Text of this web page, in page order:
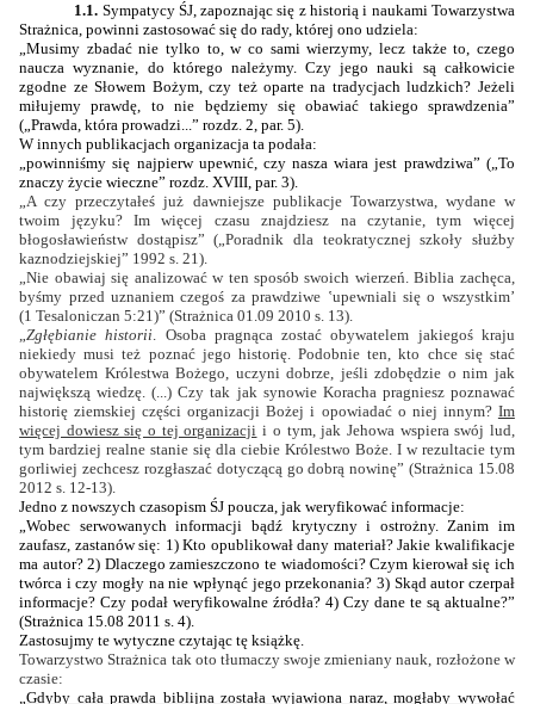
1.1. Sympatycy ŚJ, zapoznając się z historią i naukami Towarzystwa
Strażnica, powinni zastosować się do rady, której ono udziela:
„Musimy zbadać nie tylko to, w co sami wierzymy, lecz także to, czego
naucza wyznanie, do którego należymy. Czy jego nauki są całkowicie
zgodne ze Słowem Bożym, czy też oparte na tradycjach ludzkich? Jeżeli
miłujemy prawdę, to nie będziemy się obawiać takiego sprawdzenia”
(„Prawda, która prowadzi...” rozdz. 2, par. 5).
W innych publikacjach organizacja ta podała:
„powinniśmy się najpierw upewnić, czy nasza wiara jest prawdziwa” („To
znaczy życie wieczne” rozdz. XVIII, par. 3).
„A czy przeczytałeś już dawniejsze publikacje Towarzystwa, wydane w
twoim języku? Im więcej czasu znajdziesz na czytanie, tym więcej
błogosławieństw dostąpisz” („Poradnik dla teokratycznej szkoły służby
kaznodziejskiej” 1992 s. 21).
„Nie obawiaj się analizować w ten sposób swoich wierzeń. Biblia zachęca,
byśmy przed uznaniem czegoś za prawdziwe ‛upewniali się o wszystkim’
(1 Tesaloniczan 5:21)” (Strażnica 01.09 2010 s. 13).
„Zgłębianie historii. Osoba pragnąca zostać obywatelem jakiegoś kraju
niekiedy musi też poznać jego historię. Podobnie ten, kto chce się stać
obywatelem Królestwa Bożego, uczyni dobrze, jeśli zdobędzie o nim jak
największą wiedzę. (...) Czy tak jak synowie Koracha pragniesz poznawać
historię ziemskiej części organizacji Bożej i opowiadać o niej innym? Im
więcej dowiesz się o tej organizacji i o tym, jak Jehowa wspiera swój lud,
tym bardziej realne stanie się dla ciebie Królestwo Boże. I w rezultacie tym
gorliwiej zechcesz rozgłaszać dotyczącą go dobrą nowinę” (Strażnica 15.08
2012 s. 12-13).
Jedno z nowszych czasopism ŚJ poucza, jak weryfikować informacje:
„Wobec serwowanych informacji bądź krytyczny i ostrożny. Zanim im
zaufasz, zastanów się: 1) Kto opublikował dany materiał? Jakie kwalifikacje
ma autor? 2) Dlaczego zamieszczono te wiadomości? Czym kierował się ich
twórca i czy mogły na nie wpłynąć jego przekonania? 3) Skąd autor czerpał
informacje? Czy podał weryfikowalne źródła? 4) Czy dane te są aktualne?”
(Strażnica 15.08 2011 s. 4).
Zastosujmy te wytyczne czytając tę książkę.
Towarzystwo Strażnica tak oto tłumaczy swoje zmieniany nauk, rozłożone w
czasie:
„Gdyby cała prawda biblijna została wyjawiona naraz, mogłaby wywołać